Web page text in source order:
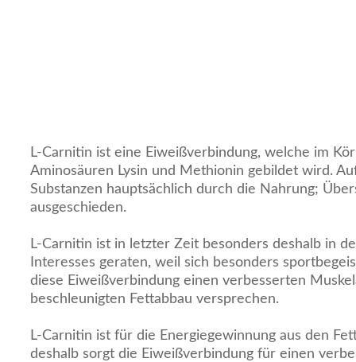
L-Carnitin ist eine Eiweißverbindung, welche im
Aminosäuren Lysin und Methionin gebildet wird.
Substanzen hauptsächlich durch die Nahrung;
ausgeschieden.
L-Carnitin ist in letzter Zeit besonders deshalb in
Interesses geraten, weil sich besonders
diese Eiweißverbindung einen verbesserten
beschleunigten Fettabbau versprechen.
L-Carnitin ist für die Energiegewinnung aus den
deshalb sorgt die Eiweißverbindung für einen